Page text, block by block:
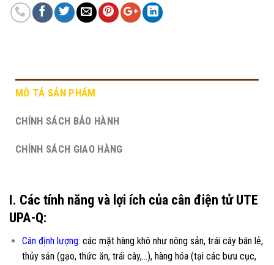
MÔ TẢ SẢN PHẨM
CHÍNH SÁCH BẢO HÀNH
CHÍNH SÁCH GIAO HÀNG
I. Các tính năng và lợi ích của cân điện tử UTE
UPA-Q:
Cân định lượng: các mặt hàng khô như nông sản, trái cây bán lẻ,
thủy sản (gạo, thức ăn, trái cây,…), hàng hóa (tại các bưu cục,